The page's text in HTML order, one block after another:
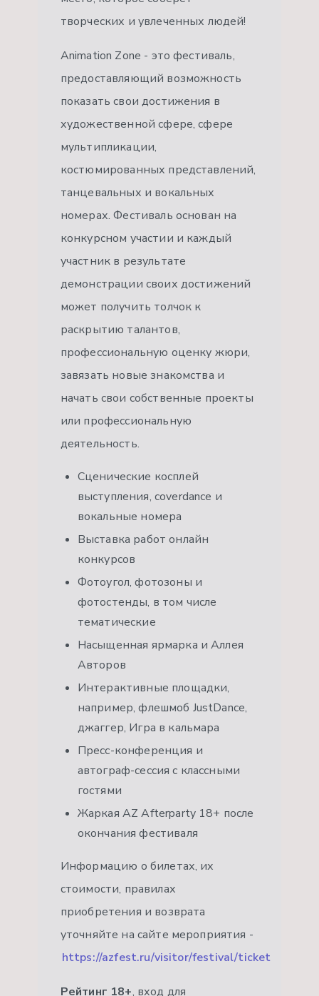
творческих и увлеченных людей!
Animation Zone - это фестиваль,
предоставляющий возможность
показать свои достижения в
художественной сфере, сфере
мультипликации,
костюмированных представлений,
танцевальных и вокальных
номерах. Фестиваль основан на
конкурсном участии и каждый
участник в результате
демонстрации своих достижений
может получить толчок к
раскрытию талантов,
профессиональную оценку жюри,
завязать новые знакомства и
начать свои собственные проекты
или профессиональную
деятельность.
Сценические косплей
выступления, coverdance и
вокальные номера
Выставка работ онлайн
конкурсов
Фотоугол, фотозоны и
фотостенды, в том числе
тематические
Насыщенная ярмарка и Аллея
Авторов
Интерактивные площадки,
например, флешмоб JustDance,
джаггер, Игра в кальмара
Пресс-конференция и
автограф-сессия с классными
гостями
Жаркая AZ Afterparty 18+ после
окончания фестиваля
Информацию о билетах, их
стоимости, правилах
приобретения и возврата
уточняйте на сайте мероприятия -
https://azfest.ru/visitor/festival/ticket
Рейтинг 18+, вход для